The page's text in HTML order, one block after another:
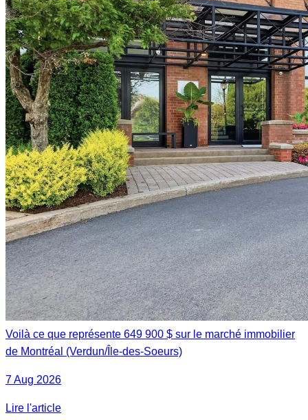
Voilà ce que représente 649 900 $ sur le marché immobilier
de Montréal (Verdun/Île-des-Soeurs)
7 Aug 2026
Lire l'article